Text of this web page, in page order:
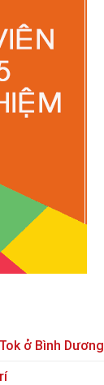
ở Bình Dương